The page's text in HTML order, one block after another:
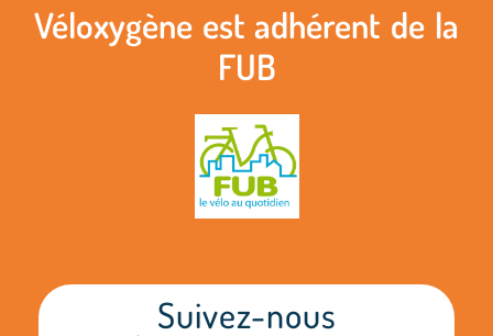
Véloxygène est adhérent de la
FUB
Suivez-nous